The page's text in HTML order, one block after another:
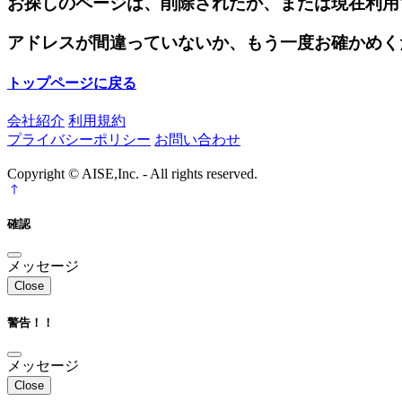
アドレスが間違っていないか、もう一度お確かめ
トップページに戻る
会社紹介 利用規約
プライバシーポリシー お問い合わせ
Copyright © AISE,Inc. - All rights reserved.
確認
メッセージ
Close
警告！！
メッセージ
Close